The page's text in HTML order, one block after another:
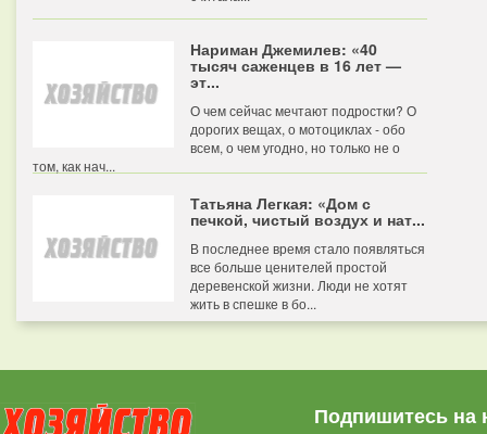
Нариман Джемилев: «40
тысяч саженцев в 16 лет —
эт...
О чем сейчас мечтают подростки? О
дорогих вещах, о мотоциклах - обо
всем, о чем угодно, но только не о
том, как нач...
Татьяна Легкая: «Дом с
печкой, чистый воздух и нат...
В последнее время стало появляться
все больше ценителей простой
деревенской жизни. Люди не хотят
жить в спешке в бо...
Подпишитесь на